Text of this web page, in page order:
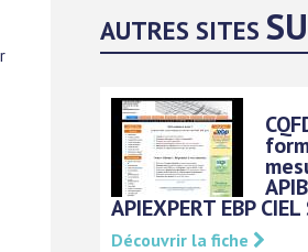
AUTRES SITES
APIEXPERT EBP CIEL
Découvrir la fiche